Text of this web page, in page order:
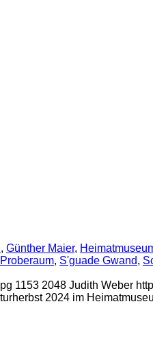
, Günther Maier,
Proberaum, S'guade Gwand,
1153 2048 Judith Weber
2024 im